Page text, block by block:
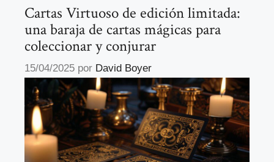
Cartas Virtuoso de edición limitada:
una baraja de cartas mágicas para
coleccionar y conjurar
15/04/2025 por David Boyer